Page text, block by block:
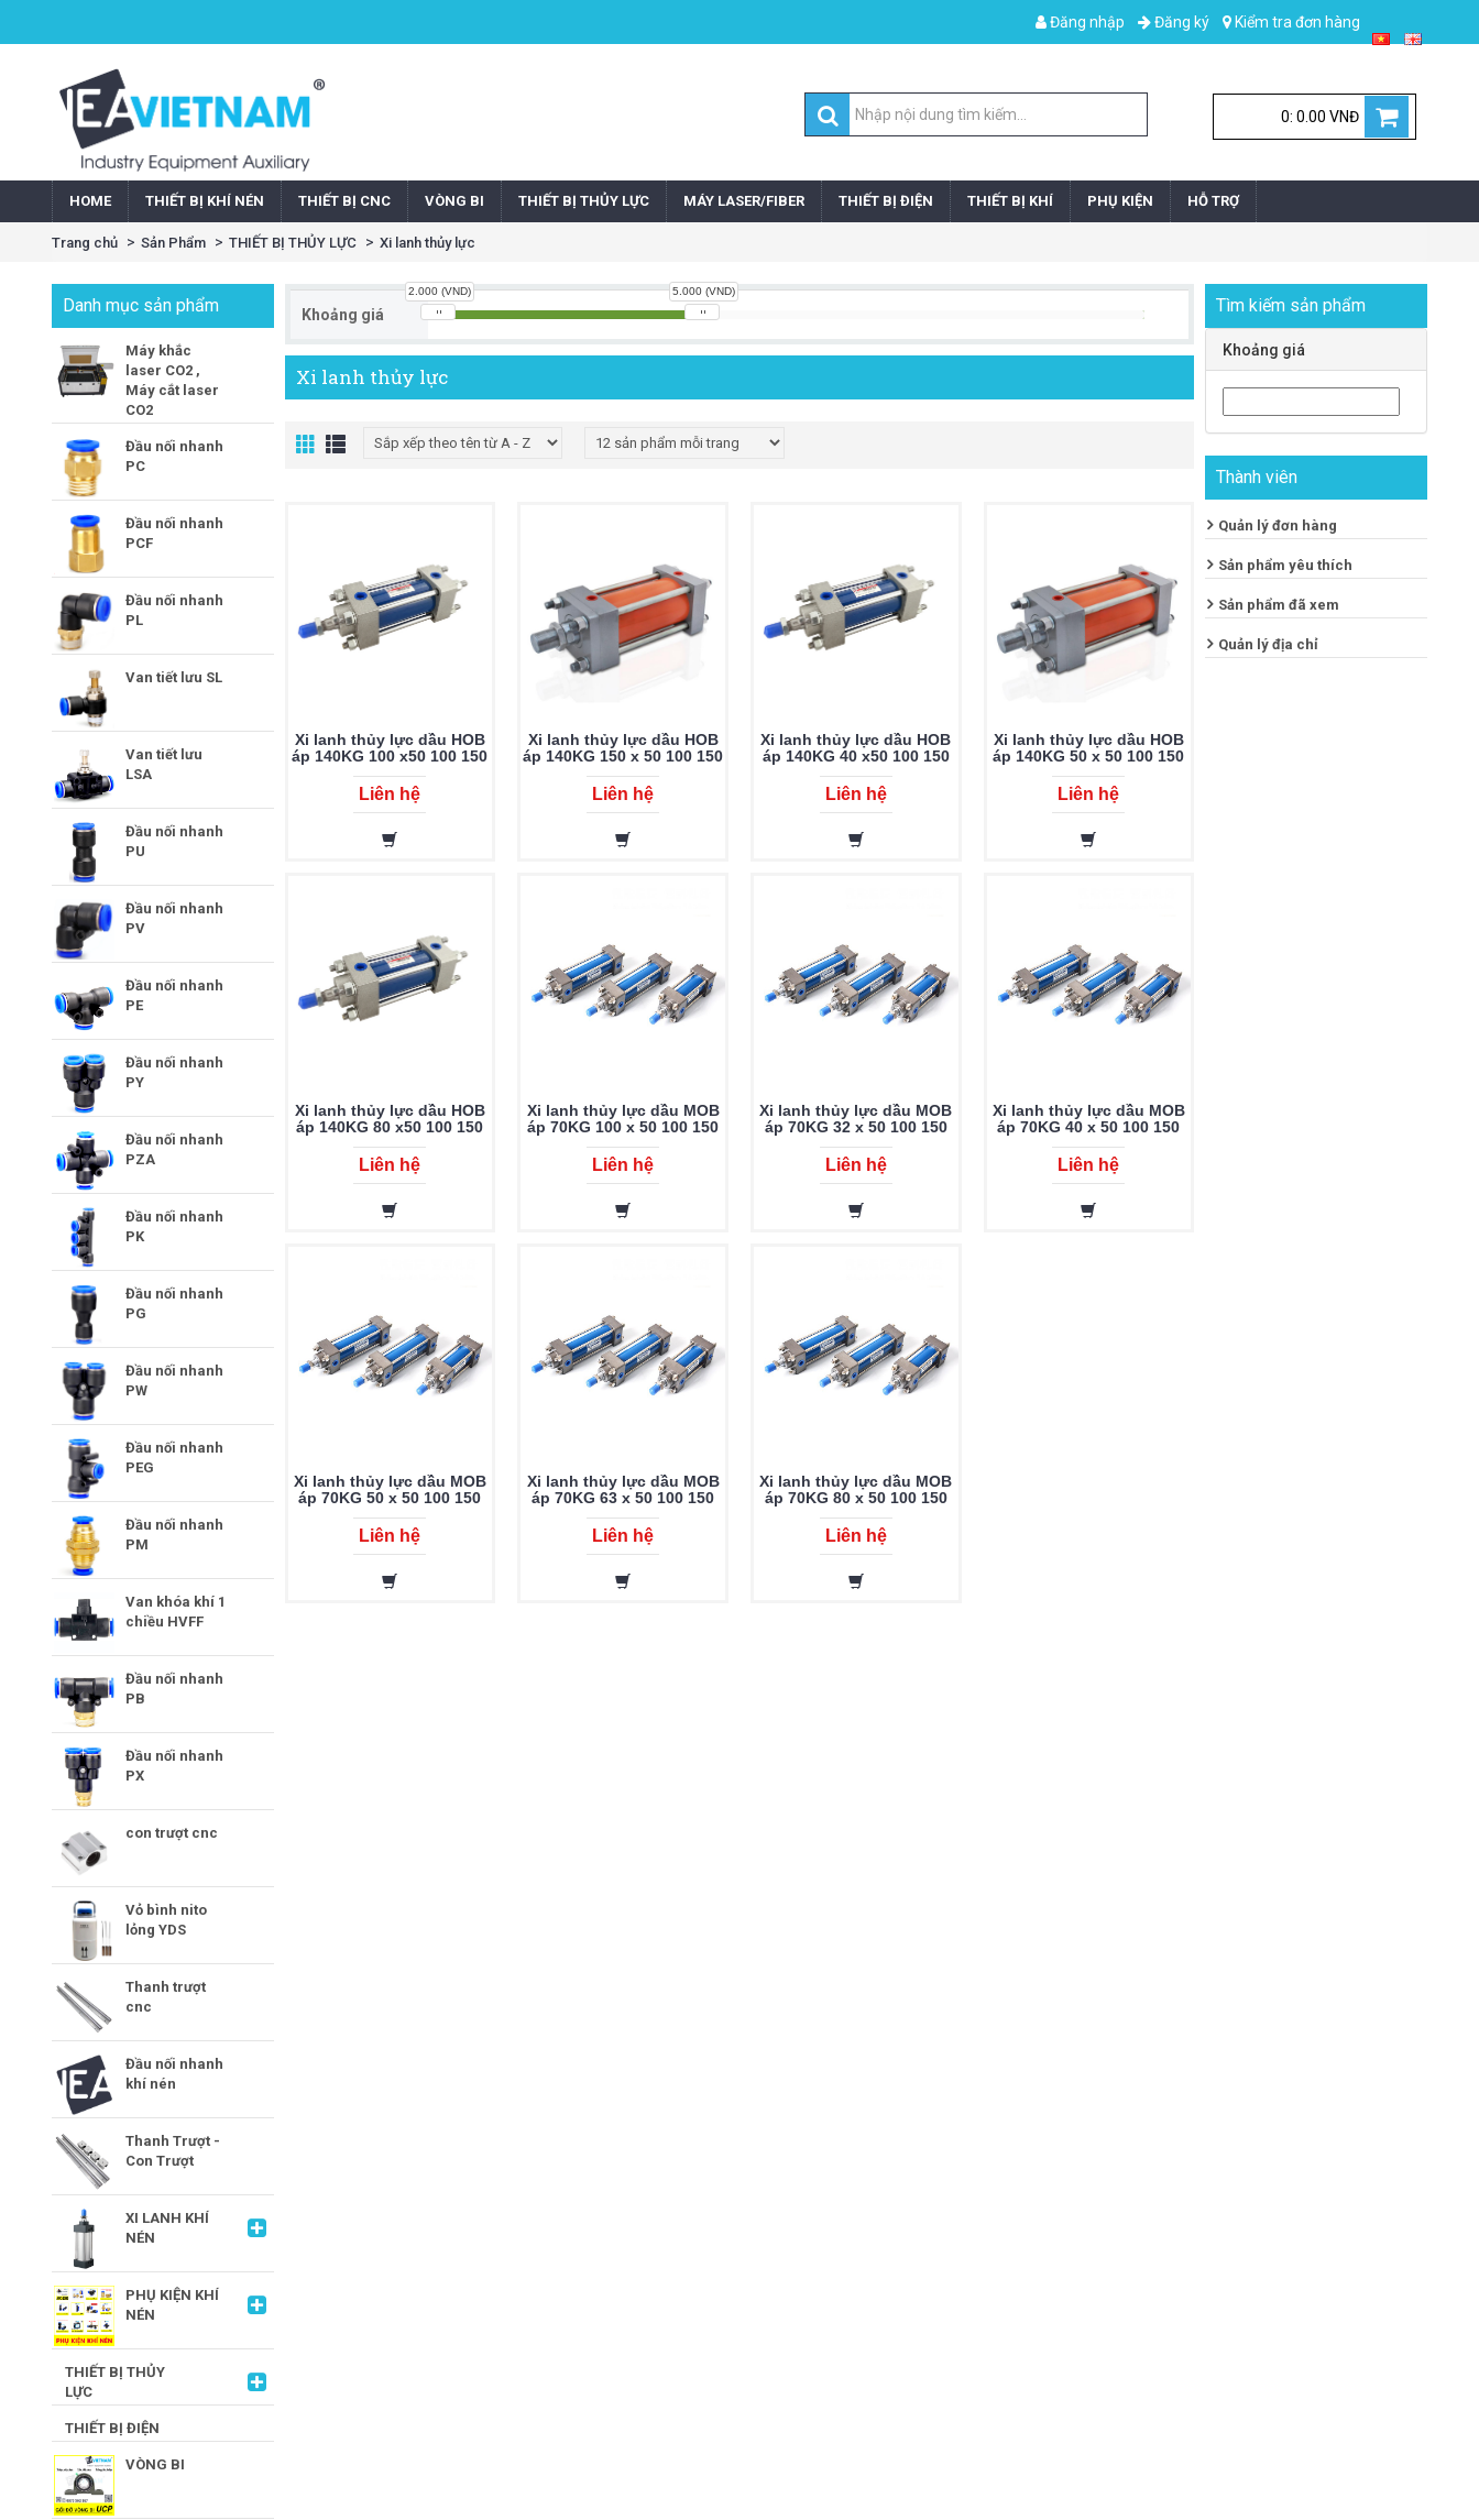
Kiểm tra đơn hàng
Đăng ký
Đăng nhập
0: 0.00 VNĐ
HOME THIẾT BỊ KHÍ NÉN THIẾT BỊ CNC VÒNG BI THIẾT BỊ THỦY LỰC MÁY LASER/FIBER THIẾT BỊ ĐIỆN THIẾT BỊ KHÍ PHỤ KIỆN HỖ TRỢ
Trang chủ Sản Phẩm THIẾT BỊ THỦY LỰC Xi lanh thủy lực
Danh mục sản phẩm
Máy khắc
laser CO2 ,
Máy cắt laser
CO2
Đầu nối nhanh
PC
Đầu nối nhanh
PCF
Đầu nối nhanh
PL
Van tiết lưu SL
Van tiết lưu
LSA
Đầu nối nhanh
PU
Đầu nối nhanh
PV
Đầu nối nhanh
PE
Đầu nối nhanh
PY
Đầu nối nhanh
PZA
Đầu nối nhanh
PK
Đầu nối nhanh
PG
Đầu nối nhanh
PW
Đầu nối nhanh
PEG
Đầu nối nhanh
PM
Van khóa khí 1
chiều HVFF
Đầu nối nhanh
PB
Đầu nối nhanh
PX
con trượt cnc
Vỏ bình nito
lỏng YDS
Thanh trượt
cnc
Đầu nối nhanh
khí nén
Thanh Trượt -
Con Trượt
XI LANH KHÍ
NÉN
PHỤ KIỆN KHÍ
NÉN
THIẾT BỊ THỦY
LỰC
THIẾT BỊ ĐIỆN
VÒNG BI
Khoảng giá
2.000 (VND) 5.000 (VND)
Xi lanh thủy lực
Xi lanh thủy lực dầu HOB
áp 140KG 100 x50 100 150
200 250 300 350 400 450
500 600 700 800 900 1000
Liên hệ
Xi lanh thủy lực dầu HOB
áp 140KG 150 x 50 100 150
200 250 300 350 400 450
500 600 700 800 900 1000
Liên hệ
Xi lanh thủy lực dầu HOB
áp 140KG 40 x50 100 150
200 250 300 350 400 450
500 600 700 800 900 1000
Liên hệ
Xi lanh thủy lực dầu HOB
áp 140KG 50 x 50 100 150
200 250 300 350 400 450
500 600 700 800 900 1000
Liên hệ
Xi lanh thủy lực dầu HOB
áp 140KG 80 x50 100 150
200 250 300 350 400 450
500 600 700 800 900 1000
Liên hệ
Xi lanh thủy lực dầu MOB
áp 70KG 100 x 50 100 150
200 250 300 350 400 450
500 600 700 800 900 1000
Liên hệ
Xi lanh thủy lực dầu MOB
áp 70KG 32 x 50 100 150
200 250 300 350 400 450
500 600 700 800 900 1000
Liên hệ
Xi lanh thủy lực dầu MOB
áp 70KG 40 x 50 100 150
200 250 300 350 400 450
500 600 700 800 900 1000
Liên hệ
Xi lanh thủy lực dầu MOB
áp 70KG 50 x 50 100 150
200 250 300 350 400 450
500 600 700 800 900 1000
Liên hệ
Xi lanh thủy lực dầu MOB
áp 70KG 63 x 50 100 150
200 250 300 350 400 450
500 600 700 800 900 1000
Liên hệ
Xi lanh thủy lực dầu MOB
áp 70KG 80 x 50 100 150
200 250 300 350 400 450
500 600 700 800 900 1000
Liên hệ
Tìm kiếm sản phẩm
Khoảng giá
Thành viên
Quản lý đơn hàng
Sản phẩm yêu thích
Sản phẩm đã xem
Quản lý địa chỉ